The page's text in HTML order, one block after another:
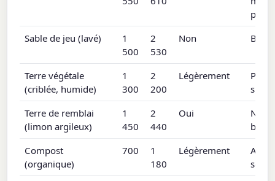
pavés
Sable de jeu (lavé)
1
500
2
530
Non Bacs
Terre végétale
(criblée, humide)
1
300
2
200
Légèrement
Terre de remblai
(limon argileux)
1
450
2
440
Oui
Compost
(organique)
700
1
180
Légèrement
sol,